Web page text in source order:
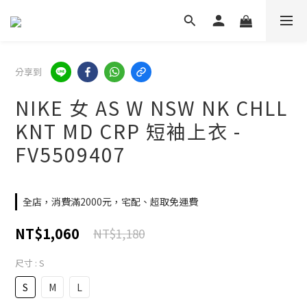
分享到
NIKE 女 AS W NSW NK CHLL
KNT MD CRP 短袖上衣 -
FV5509407
全店，消費滿2000元，宅配、超取免運費
NT$1,060 NT$1,180
尺寸 : S
S M L